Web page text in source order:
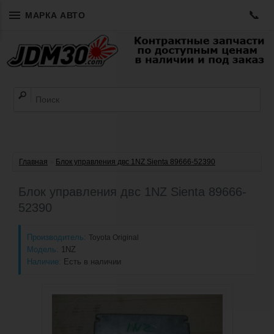
МАРКА АВТО 📞
Главная Блок управления двс 1NZ Sienta 89666-52390
Блок управления двс 1NZ Sienta 89666-
52390
Производитель: Toyota Original
Модель: 1NZ
Наличие: Есть в наличии